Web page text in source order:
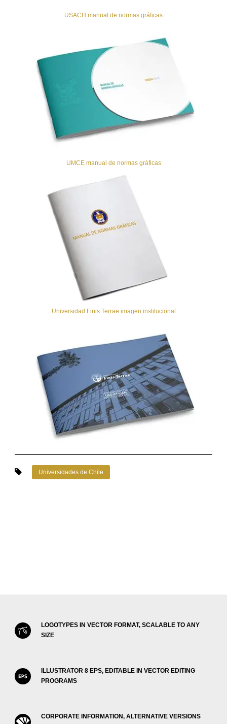
USACH manual de normas gráficas
UMCE manual de normas gráficas
Universidad Finis Terrae imagen institucional
Universidades de Chile
LOGOTYPES IN VECTOR FORMAT, SCALABLE TO ANY
SIZE
ILLUSTRATOR 8 EPS, EDITABLE IN VECTOR EDITING
PROGRAMS
CORPORATE INFORMATION, ALTERNATIVE VERSIONS